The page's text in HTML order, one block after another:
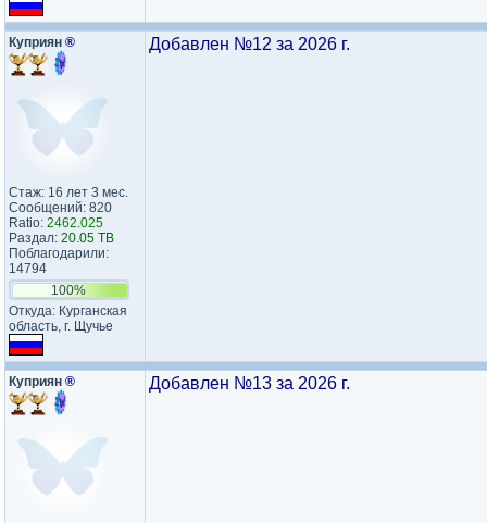
Куприян ®
Стаж: 16 лет 3 мес.
Сообщений: 820
Ratio: 2462.025
Раздал: 20.05 TB
Поблагодарили:
14794
100%
Откуда: Курганская
область, г. Щучье
Добавлен №12 за 2026 г.
Куприян ® Добавлен №13 за 2026 г.